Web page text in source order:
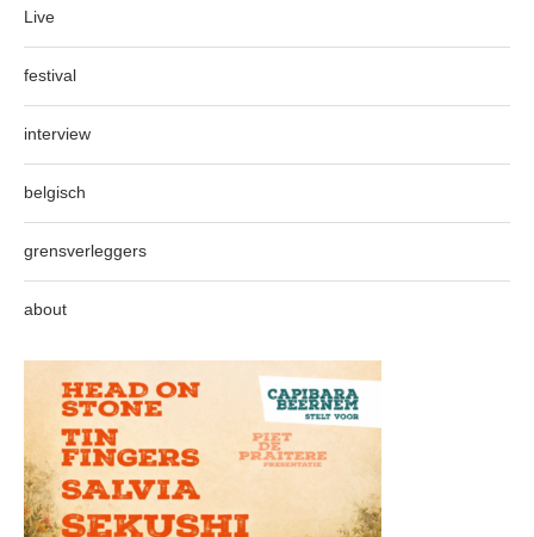
Live
festival
interview
belgisch
grensverleggers
about